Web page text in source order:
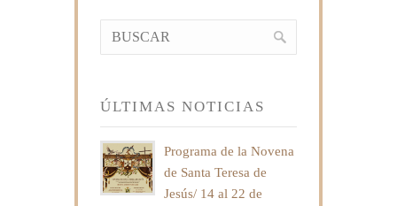
ÚLTIMAS NOTICIAS
Programa de la Novena
de Santa Teresa de
Jesús/ 14 al 22 de